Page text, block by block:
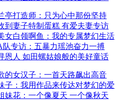
亭打造师：只为心中那份坚持
到妻子特制蛋糕 有爱夫妻专访
女白领啊鱼：我的专属梦幻生活
队专访：五暴力瑶池奋力一搏
恩人 如田螺姑娘般的美好童话
的女汉子：一首天路飙出高音
子：我用作品来传达对梦幻的爱
妹花：一个像夏天 一个像秋天